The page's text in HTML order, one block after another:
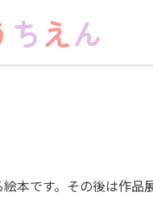
本です。その後は作品